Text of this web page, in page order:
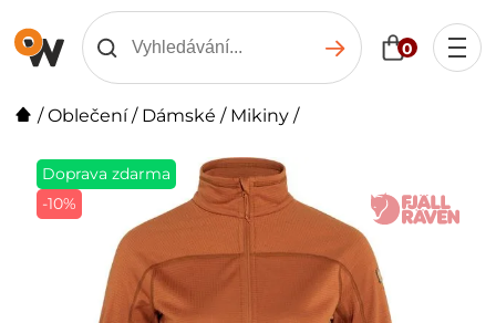
0
/Oblečení/ Dámské / Mikiny /
Doprava zdarma
-10%